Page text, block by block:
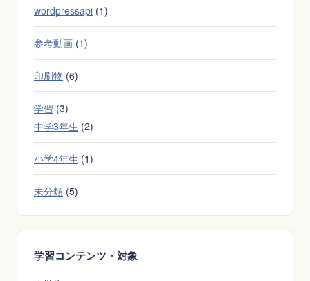
を
え
wordpressapi (1)
参考動画 (1)
印刷物 (6)
学習 (3)
中学3年生 (2)
小学4年生 (1)
未分類 (5)
学習コンテンツ・対象